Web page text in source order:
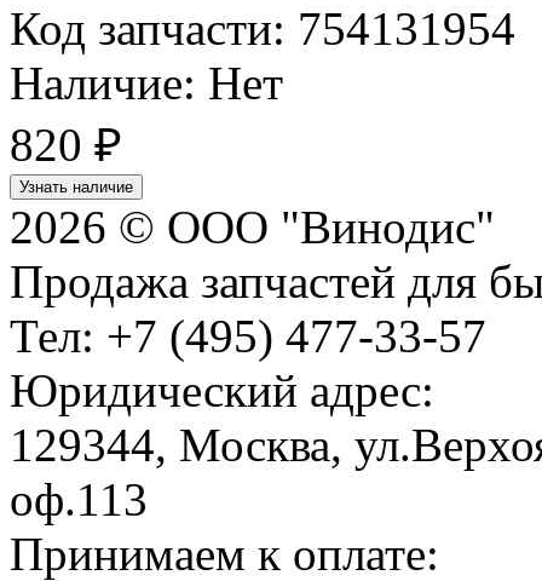
Код запчасти: 754131954
Наличие: Нет
820 ₽
Узнать наличие
2026 © ООО "Винодис"
Продажа запчастей для
Тел: +7 (495) 477-33-57
Юридический адрес:
129344, Москва,
оф.113
Принимаем к оплате: